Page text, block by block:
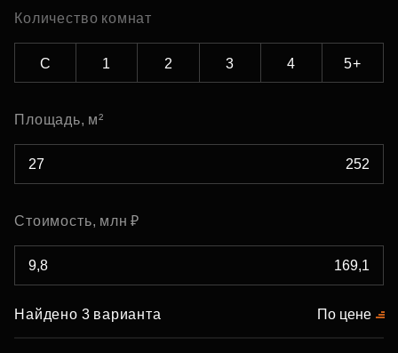
Количество комнат
С 1 2 3 4 5+
Площадь, м²
Стоимость, млн ₽
Найдено 3 варианта По цене